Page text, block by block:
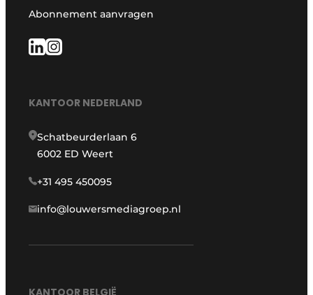
Abonnement aanvragen
KANTOOR NEDERLAND
Schatbeurderlaan 6
6002 ED Weert
+31 495 450095
info@louwersmediagroep.nl